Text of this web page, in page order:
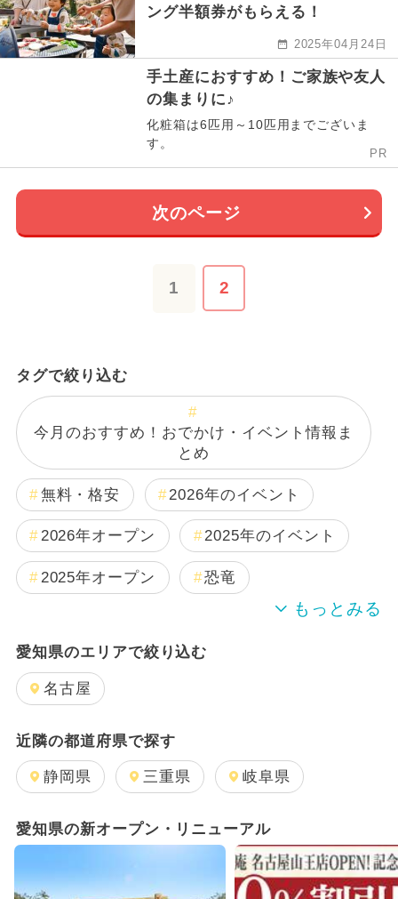
ング半額券がもらえる！
2025年04月24日
手土産におすすめ！ご家族や友人
の集まりに♪
化粧箱は6匹用～10匹用までございま
す。
PR
次のページ
1 2
タグで絞り込む
今月のおすすめ！おでかけ・イベント情報ま
とめ
無料・格安 2026年のイベント
2026年オープン 2025年のイベント
2025年オープン 恐竜
2024年のイベント
雨の日OK
2025年12月のイベント
2026年1月のイベント
2024年12月のイベント
愛知県のエリアで絞り込む
名古屋
近隣の都道府県で探す
静岡県 三重県 岐阜県
愛知県の新オープン・リニューアル